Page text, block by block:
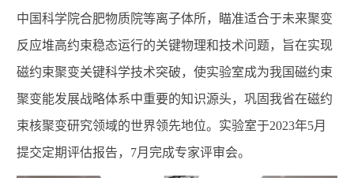
中国科学院合肥物质院等离子体所，瞄准适合于未来聚变
反应堆高约束稳态运行的关键物理和技术问题，旨在实现
磁约束聚变关键科学技术突破，使实验室成为我国磁约束
聚变能发展战略体系中重要的知识源头，巩固我省在磁约
束核聚变研究领域的世界领先地位。实验室于2023年5月
提交定期评估报告，7月完成专家评审会。